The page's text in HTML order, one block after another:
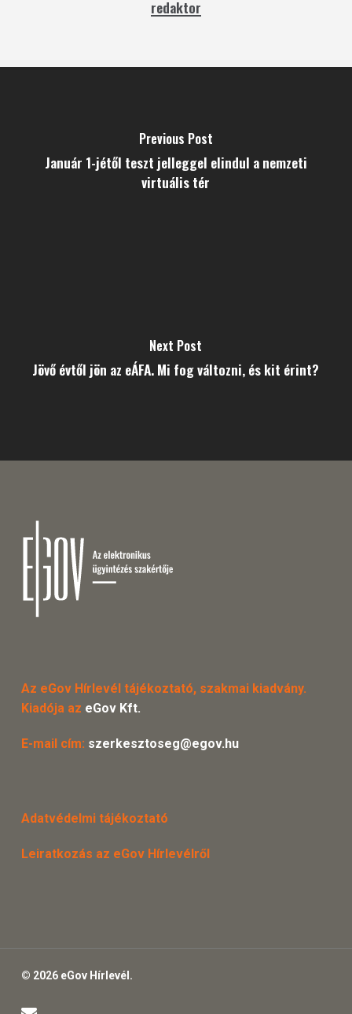
redaktor
Previous Post
Január 1-jétől teszt jelleggel elindul a nemzeti
virtuális tér
Next Post
Jövő évtől jön az eÁFA. Mi fog változni, és kit érint?
Az eGov Hírlevél tájékoztató, szakmai kiadvány.
Kiadója az eGov Kft.
E-mail cím: szerkesztoseg@egov.hu
Adatvédelmi tájékoztató
Leiratkozás az eGov Hírlevélről
© 2026 eGov Hírlevél.